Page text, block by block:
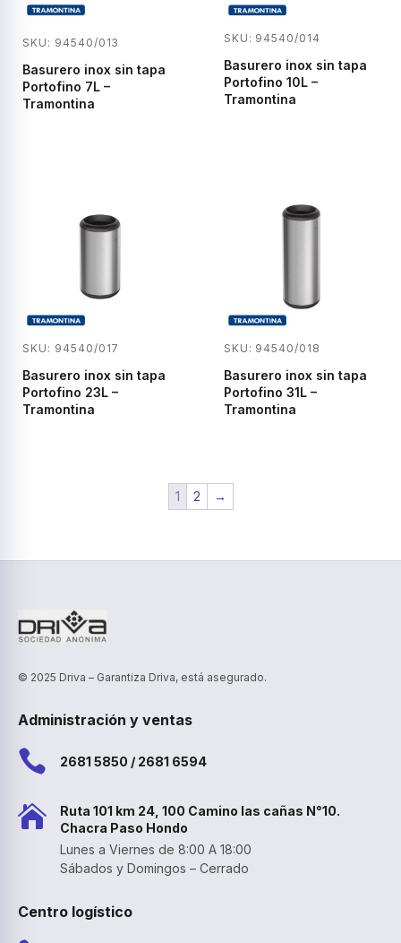
SKU: 94540/013
Basurero inox sin tapa
Portofino 7L –
Tramontina
SKU: 94540/014
Basurero inox sin tapa
Portofino 10L –
Tramontina
SKU: 94540/017
Basurero inox sin tapa
Portofino 23L –
Tramontina
SKU: 94540/018
Basurero inox sin tapa
Portofino 31L –
Tramontina
1 2 →
© 2025 Driva – Garantiza Driva, está asegurado.
Administración y ventas
 2681 5850 / 2681 6594

Ruta 101 km 24, 100 Camino las cañas N°10.
Chacra Paso Hondo
Lunes a Viernes de 8:00 A 18:00
Sábados y Domingos – Cerrado
Centro logístico